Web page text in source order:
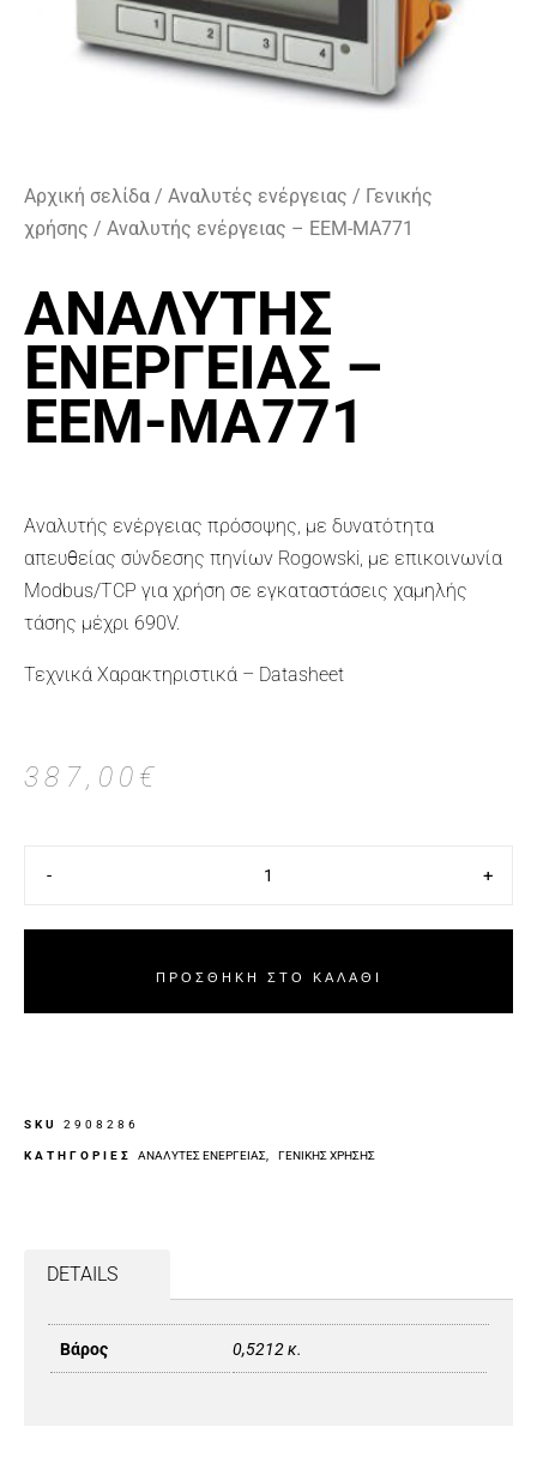
Αρχική σελίδα / Αναλυτές ενέργειας / Γενικής
χρήσης / Αναλυτής ενέργειας – EEM-MA771
ΑΝΑΛΥΤΉΣ
ΕΝΈΡΓΕΙΑΣ –
EEM-MA771
Αναλυτής ενέργειας πρόσοψης, με δυνατότητα
απευθείας σύνδεσης πηνίων Rogowski, με επικοινωνία
Modbus/TCP για χρήση σε εγκαταστάσεις χαμηλής
τάσης μέχρι 690V.
Τεχνικά Χαρακτηριστικά – Datasheet
387,00 €
- +
ΠΡΟΣΘΉΚΗ ΣΤΟ ΚΑΛΆΘΙ
SKU 2908286
ΚΑΤΗΓΟΡΙΕΣ ΑΝΑΛΥΤΈΣ ΕΝΈΡΓΕΙΑΣ ΓΕΝΙΚΉΣ ΧΡΉΣΗΣ
DETAILS
Βάρος 0,5212 κ.